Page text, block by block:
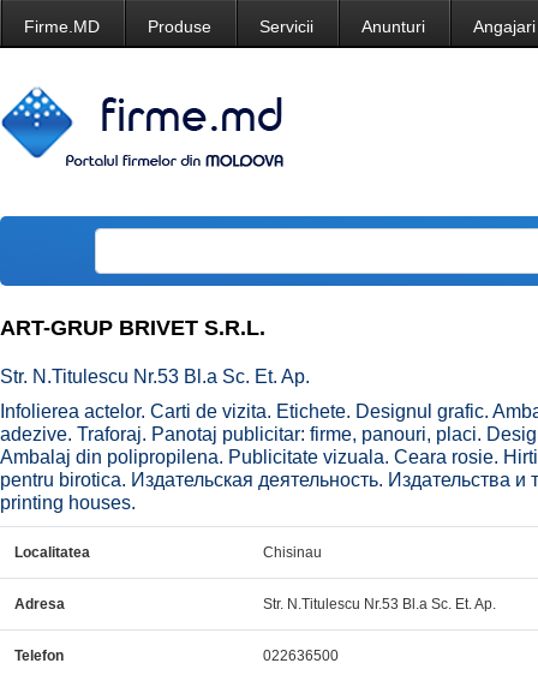
Firme.MD Produse Servicii Anunturi Angajari
ART-GRUP BRIVET S.R.L.
Str. N.Titulescu Nr.53 Bl.a Sc. Et. Ap.
Infolierea actelor. Carti de vizita. Etichete. Designul grafic.
adezive. Traforaj. Panotaj publicitar: firme, panouri, placi.
Ambalaj din polipropilena. Publicitate vizuala. Ceara rosie.
pentru birotica. Издательская деятельность. Издательства
printing houses.
Localitatea Chisinau
Adresa Str. N.Titulescu Nr.53 Bl.a Sc. Et. Ap.
Telefon 022636500